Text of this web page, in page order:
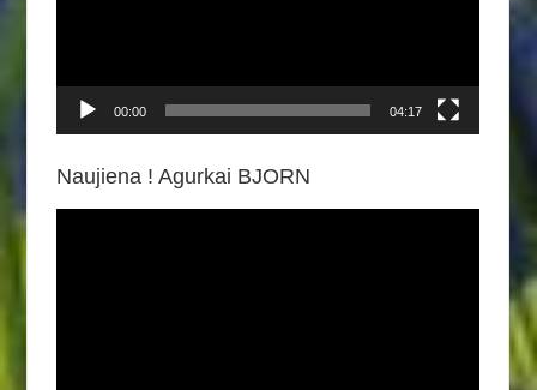
00:00 04:17
Naujiena ! Agurkai BJORN